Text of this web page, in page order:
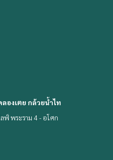
ลองเตย กล้วยน้ำไท
ฟ์ พระราม 4 - อโศก